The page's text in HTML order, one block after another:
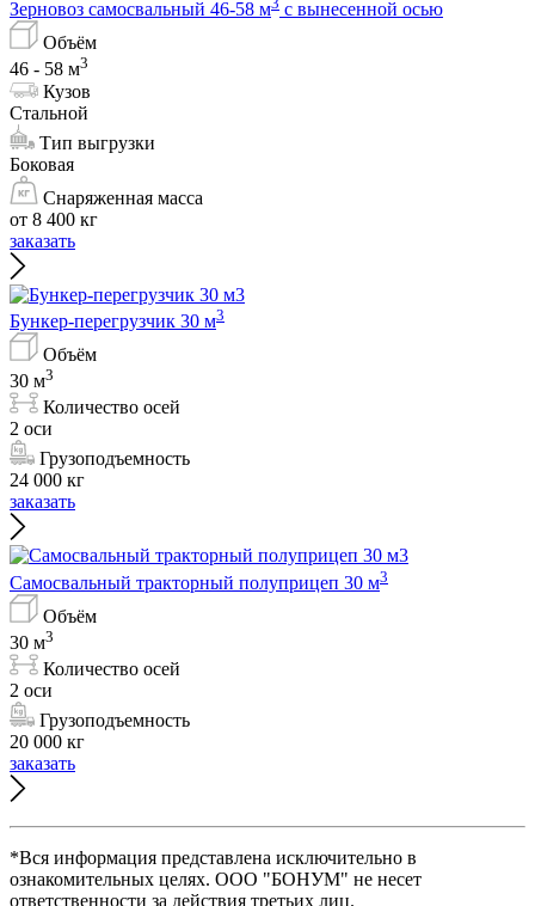
Зерновоз самосвальный 46-58 м
с вынесенной осью
Объём
46 - 58 м3
Кузов
Стальной
Тип выгрузки
Боковая
Снаряженная масса
от 8 400 кг
заказать
Бункер-перегрузчик 30 м3
Объём
30 м3
Количество осей
2 оси
Грузоподъемность
24 000 кг
заказать
Самосвальный тракторный полуприцеп 30 м3
Объём
30 м3
Количество осей
2 оси
Грузоподъемность
20 000 кг
заказать
*Вся информация представлена исключительно в
ознакомительных целях. ООО "БОНУМ" не несет
ответственности за действия третьих лиц.